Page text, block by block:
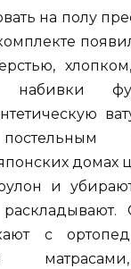
на полу
домах
и
с